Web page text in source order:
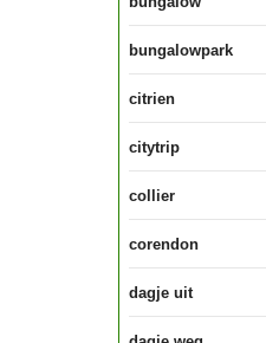
bungalowpark
citrien
citytrip
collier
corendon
dagje uit